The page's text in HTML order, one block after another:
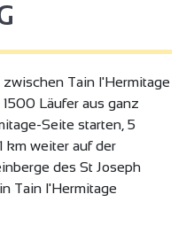
Tain l'Hermitage
Läufer aus ganz
Seite starten, 5
km weiter auf der
des St Joseph
Tain l'Hermitage